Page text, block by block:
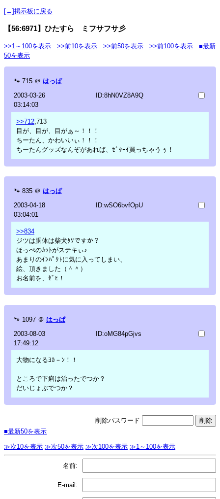
[←]掲示板に戻る
【56:6971】ひたすら ミフサフサ彡
>>1～100を表示 >>前10を表示 >>前50を表示 >>前100を表示
■最新
50を表示
🐾 715 ＠ はっぱ
2003-03-26
03:14:03
ID:8hN0VZ8A9Q
>>712 ,713
目が、目が、目がぁ～！！！
ちーたん、かわいいぃ！！！
ちーたんグッズなんぞがあれば、ｾﾞﾀｰｲ買っちゃうぅ！
🐾 835 ＠ はっぱ
2003-04-18
03:04:01
ID:wSO6bvfOpU
>>834
ジツは胴体は柴犬ﾀｿですか？
ほっぺのｶｯﾄがステキぃ♪
あまりのｲﾝﾊﾟｸﾄに気に入ってしまい、
絵、頂きました（＾＾）
お名前を、ｾﾞﾋ！
🐾 1097 ＠ はっぱ
2003-08-03
17:49:12
ID:oMG84pGjvs
大物になるﾖｶ－ﾝ！！
ところで下痢は治ったでつか？
だいじょぶでつか？
削除パスワード
■最新50を表示
≫次10を表示 ≫次50を表示 ≫次100を表示 ≫1～100を表示
名前:
E-mail: